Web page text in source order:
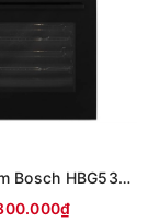
Lò nướng âm Bosch HBG536ES3 71 lít